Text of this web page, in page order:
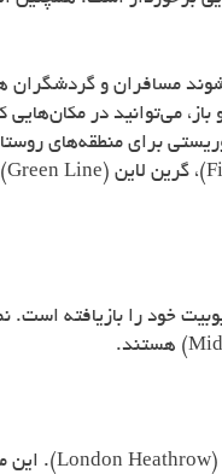
مسافران و گردشگران
می‌توانید در مکان‌هایی
برای منطقه‌های
)، گرین لاین (Green Line
شد، در چند سال اخیر محبوبیت
) هستند.
London Heathrow). این